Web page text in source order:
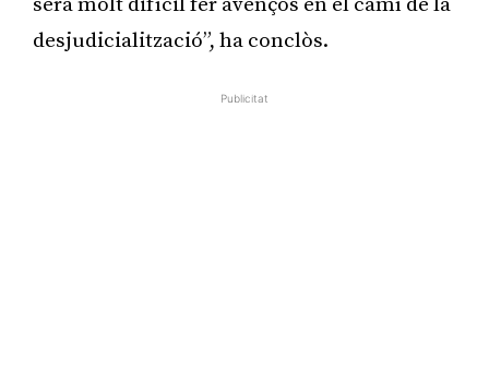
desjudicialització”, ha conclòs.
Publicitat